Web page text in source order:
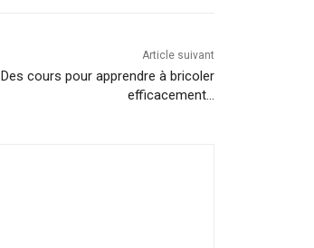
Article suivant
Des cours pour apprendre à bricoler
efficacement…